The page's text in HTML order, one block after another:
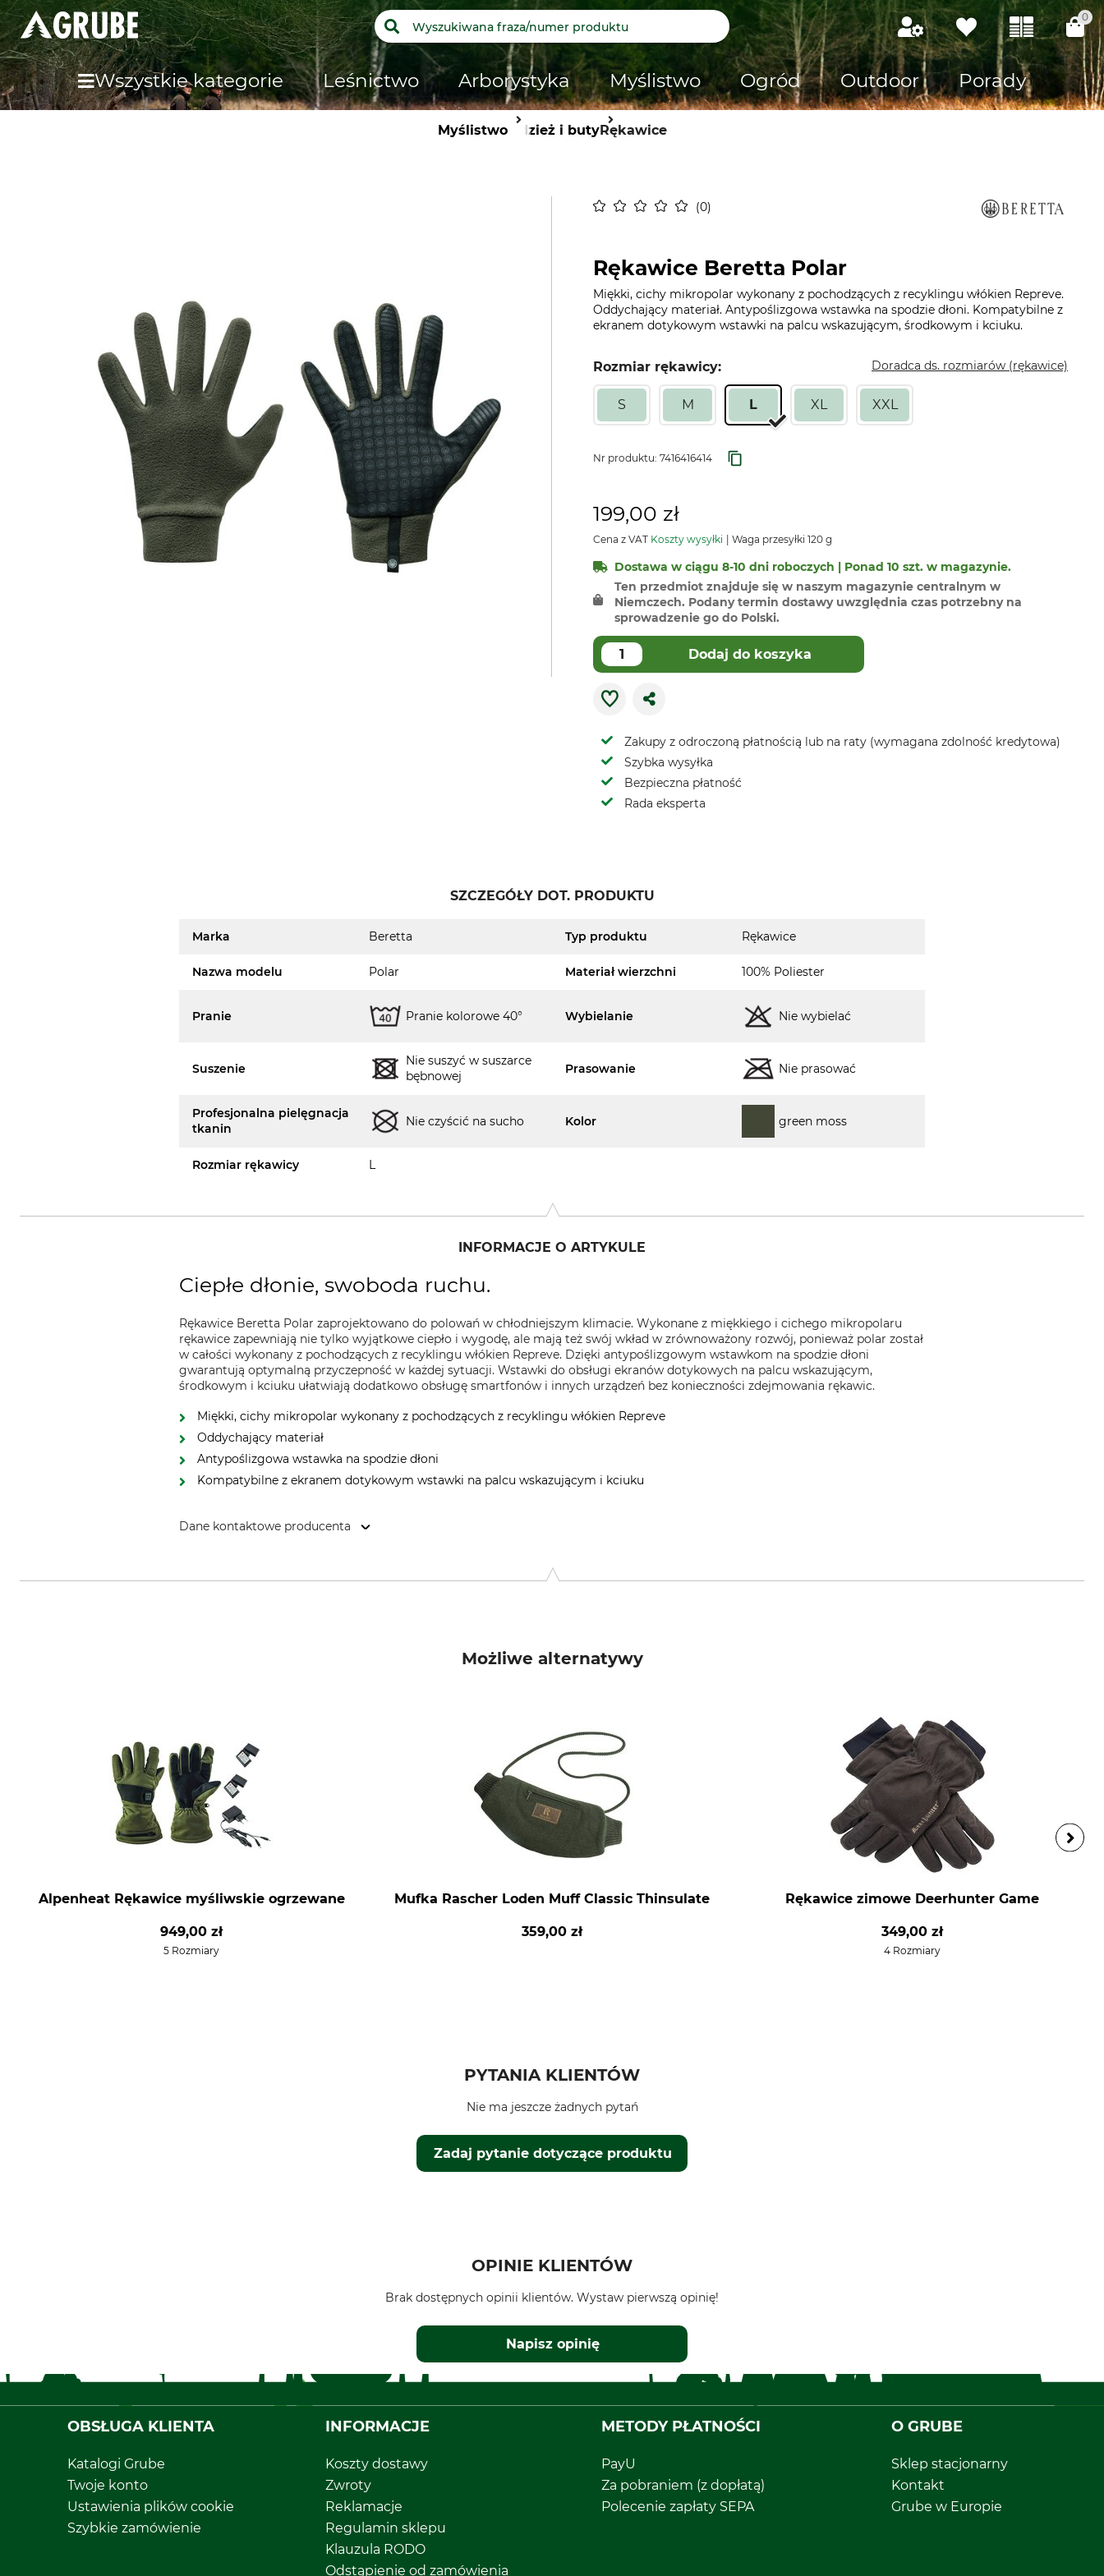
0
Wszystkie kategorie Leśnictwo Arborystyka Myślistwo Ogród Outdoor Porady
MyślistwoOdzież i butyRękawice
0
Rękawice Beretta Polar
Miękki, cichy mikropolar wykonany z pochodzących z recyklingu włókien Repreve.
Oddychający materiał. Antypoślizgowa wstawka na spodzie dłoni. Kompatybilne z
ekranem dotykowym wstawki na palcu wskazującym, środkowym i kciuku.
Rozmiar rękawicy: Doradca ds. rozmiarów (rękawice)
S M L XL XXL
Nr produktu: 7416416414
199,00 zł
Cena z VAT Koszty wysyłki Waga przesyłki 120 g
Dostawa w ciągu 8-10 dni roboczych | Ponad 10 szt. w magazynie.
Ten przedmiot znajduje się w naszym magazynie centralnym w
Niemczech. Podany termin dostawy uwzględnia czas potrzebny na
sprowadzenie go do Polski.
Dodaj do koszyka
Zakupy z odroczoną płatnością lub na raty (wymagana zdolność kredytowa)
Szybka wysyłka
Bezpieczna płatność
Rada eksperta
SZCZEGÓŁY DOT. PRODUKTU
Marka Beretta Typ produktu Rękawice
Nazwa modelu Polar Materiał wierzchni 100% Poliester
Pranie Pranie kolorowe 40° Wybielanie Nie wybielać
Suszenie
Nie suszyć w suszarce
bębnowej
Prasowanie Nie prasować
Profesjonalna pielęgnacja
tkanin
Nie czyścić na sucho Kolor green moss
Rozmiar rękawicy L
INFORMACJE O ARTYKULE
Ciepłe dłonie, swoboda ruchu.
Rękawice Beretta Polar zaprojektowano do polowań w chłodniejszym klimacie. Wykonane z miękkiego i cichego mikropolaru
rękawice zapewniają nie tylko wyjątkowe ciepło i wygodę, ale mają też swój wkład w zrównoważony rozwój, ponieważ polar został
w całości wykonany z pochodzących z recyklingu włókien Repreve. Dzięki antypoślizgowym wstawkom na spodzie dłoni
gwarantują optymalną przyczepność w każdej sytuacji. Wstawki do obsługi ekranów dotykowych na palcu wskazującym,
środkowym i kciuku ułatwiają dodatkowo obsługę smartfonów i innych urządzeń bez konieczności zdejmowania rękawic.
Miękki, cichy mikropolar wykonany z pochodzących z recyklingu włókien Repreve
Oddychający materiał
Antypoślizgowa wstawka na spodzie dłoni
Kompatybilne z ekranem dotykowym wstawki na palcu wskazującym i kciuku
Dane kontaktowe producenta
Możliwe alternatywy
Alpenheat Rękawice myśliwskie ogrzewane
949,00 zł
5 Rozmiary
Mufka Rascher Loden Muff Classic Thinsulate
359,00 zł
Rękawice zimowe Deerhunter Game
349,00 zł
4 Rozmiary
PYTANIA KLIENTÓW
Zadaj pytanie dotyczące produktu
Nie ma jeszcze żadnych pytań
OPINIE KLIENTÓW
Brak dostępnych opinii klientów. Wystaw pierwszą opinię!
Napisz opinię
OBSŁUGA KLIENTA
Katalogi Grube
Twoje konto
Ustawienia plików cookie
Szybkie zamówienie
INFORMACJE
Koszty dostawy
Zwroty
Reklamacje
Regulamin sklepu
Klauzula RODO
Odstąpienie od zamówienia
METODY PŁATNOŚCI
PayU
Za pobraniem (z dopłatą)
Polecenie zapłaty SEPA
O GRUBE
Sklep stacjonarny
Kontakt
Grube w Europie